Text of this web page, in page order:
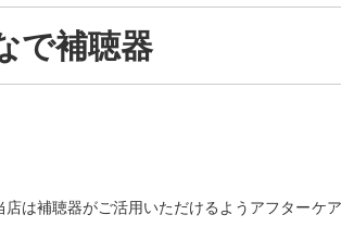
で補聴器
は補聴器がご活用いただけるようアフターケ